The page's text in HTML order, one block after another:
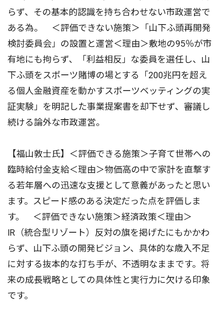
らず、その基本的認識を持ち合わせない市政運営で
ある為。 ＜評価できない施策＞「山下ふ頭再開発
検討委員会」の設置と運営＜理由＞敷地の95％が市
有地にも拘らず、「利益相反」な委員を選任し、山
下ふ頭をスポーツ賭博の場とする「200兆円を超え
る個人金融資産を動かすスポーツベッティングの実
証実験」を明記した事業提案書を却下せず、審議し
続ける論外な市政運営。
【福山敦士氏】＜評価できる施策＞子育て世帯への
臨時給付金支給＜理由＞物価高の中で家計を直撃す
る若年層への迅速な支援として意義があったと思い
ます。スピード感のある決定だった点を評価しま
す。 ＜評価できない施策＞経済政策＜理由＞
IR（統合型リゾート）反対の旗を掲げたにもかかわ
らず、山下ふ頭の開発ビジョン、具体的な歳入不足
に対する抜本的な打ち手が、不透明なままです。将
来の成長戦略としての具体性と実行力に欠ける印象
です。